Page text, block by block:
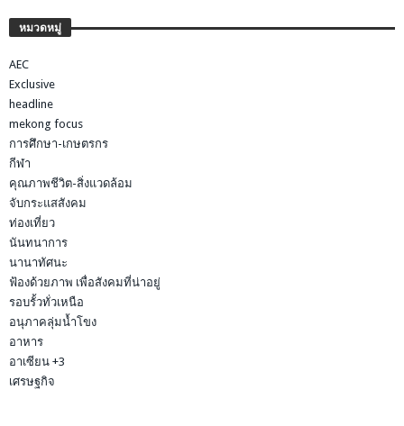
หมวดหมู่
AEC
Exclusive
headline
mekong focus
การศึกษา-เกษตรกร
กีฬา
คุณภาพชีวิต-สิ่งแวดล้อม
จับกระแสสังคม
ท่องเที่ยว
นันทนาการ
นานาทัศนะ
ฟ้องด้วยภาพ เพื่อสังคมที่น่าอยู่
รอบรั้วทั่วเหนือ
อนุภาคลุ่มน้ำโขง
อาหาร
อาเซียน +3
เศรษฐกิจ